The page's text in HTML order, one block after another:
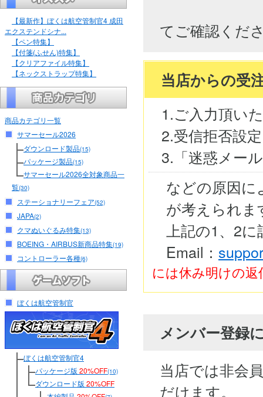
【最新作】ぼくは航空管制官4 成田
エクステンドシナ...
【ペン特集】
【付箋(ふせん)特集】
【クリアファイル特集】
【ネックストラップ特集】
商品カテゴリ一覧
サマーセール2026
ダウンロード製品(15)
パッケージ製品(15)
サマーセール2026全対象商品一
覧(30)
ステーショナリーフェア(52)
JAPA(2)
クマぬいぐるみ特集(13)
BOEING・AIRBUS新商品特集(19)
コントローラー各種(6)
ぼくは航空管制官
ぼくは航空管制官4
パッケージ版 20%OFF(10)
ダウンロード版 20%OFF
てご確認くだ
当店からの受
1.ご入力頂い
2.受信拒否設
3.「迷惑メー
などの原因
が考えられま
上記の1、2
Email：
には休み明けの
メンバー登録
当店では非会
だけます。